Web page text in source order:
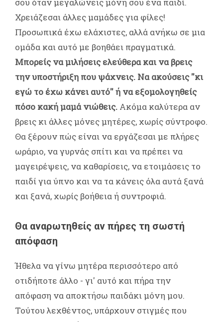
Χρειάζεσαι άλλες μαμάδες για φίλες!
Προσωπικά έχω ελάχιστες, αλλά ανήκω σε μια
ομάδα και αυτό με βοηθάει πραγματικά.
Μπορείς να μιλήσεις ελεύθερα και να βρεις
την υποστήριξη που ψάχνεις. Να ακούσεις ''κι
εγώ το έχω κάνει αυτό'' ή να εξομολογηθείς
πόσο κακή μαμά νιώθεις. Ακόμα καλύτερα αν
βρεις κι άλλες μόνες μητέρες, χωρίς σύντροφο.
Θα ξέρουν πώς είναι να εργάζεσαι με πλήρες
ωράριο, να γυρνάς σπίτι και να πρέπει να
μαγειρέψεις, να καθαρίσεις, να ετοιμάσεις το
παιδί για ύπνο και να τα κάνεις όλα αυτά ξανά
και ξανά, χωρίς βοήθεια ή συντροφιά.
Θα αναρωτηθείς αν πήρες τη σωστή
απόφαση
Ήθελα να γίνω μητέρα περισσότερο από
οτιδήποτε άλλο - γι' αυτό και πήρα την
απόφαση να αποκτήσω παιδάκι μόνη μου.
Τούτου λεχθέντος, υπάρχουν στιγμές που